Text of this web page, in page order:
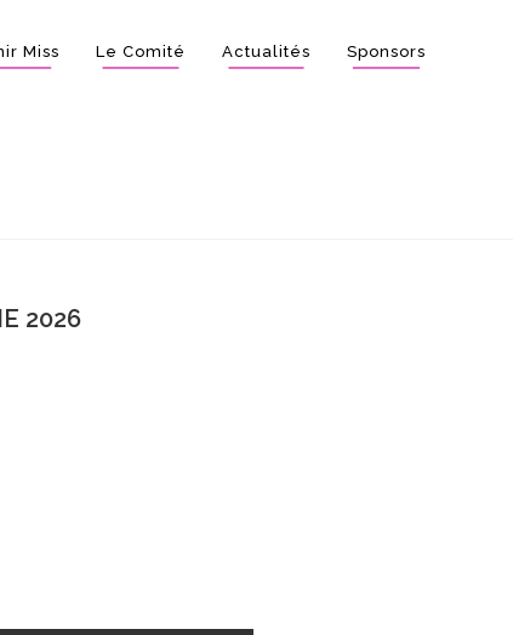
Miss Le Comité Actualités Sponsors
2026